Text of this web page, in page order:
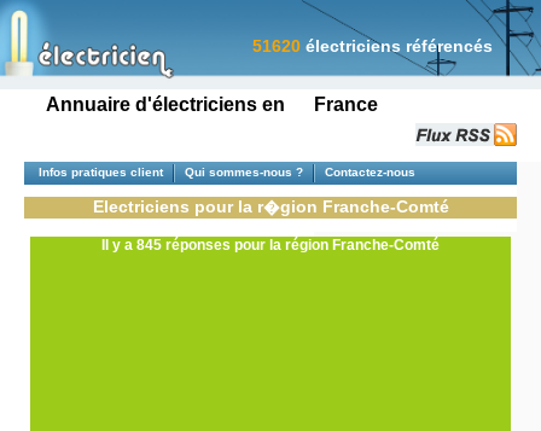
Annuaire d'électriciens en France
51620 électriciens référencés
Infos pratiques client Qui sommes-nous ? Contactez-nous
Electriciens pour la r�gion Franche-Comté
Il y a 845 réponses pour la région Franche-Comté